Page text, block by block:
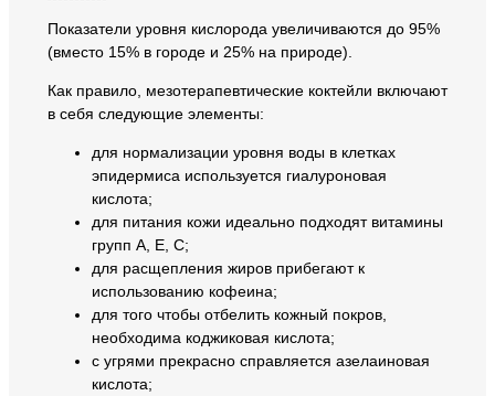
Показатели уровня кислорода увеличиваются до 95%
(вместо 15% в городе и 25% на природе).
Как правило, мезотерапевтические коктейли включают
в себя следующие элементы:
для нормализации уровня воды в клетках
эпидермиса используется гиалуроновая
кислота;
для питания кожи идеально подходят витамины
групп A, E, C;
для расщепления жиров прибегают к
использованию кофеина;
для того чтобы отбелить кожный покров,
необходима коджиковая кислота;
с угрями прекрасно справляется азелаиновая
кислота;